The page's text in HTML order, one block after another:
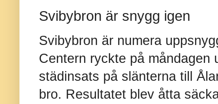
Svibybron är snygg igen
Svibybron är numera
Centern ryckte på måndagen
städinsats på slänterna till
bro. Resultatet blev åtta